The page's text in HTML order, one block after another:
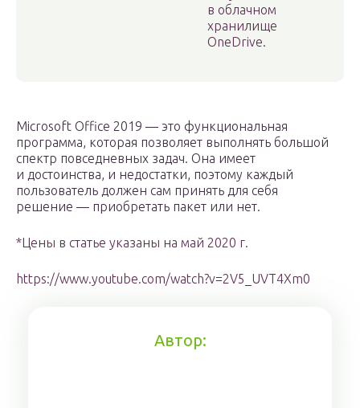
в облачном
хранилище
OneDrive.
Microsoft Office 2019 — это функциональная
программа, которая позволяет выполнять большой
спектр повседневных задач. Она имеет
и достоинства, и недостатки, поэтому каждый
пользователь должен сам принять для себя
решение — приобретать пакет или нет.
*Цены в статье указаны на май 2020 г.
https://www.youtube.com/watch?v=2V5_UVT4Xm0
Автор: